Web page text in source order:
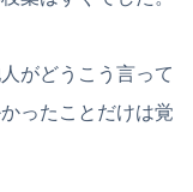
がどうこう言って
ったことだけは覚